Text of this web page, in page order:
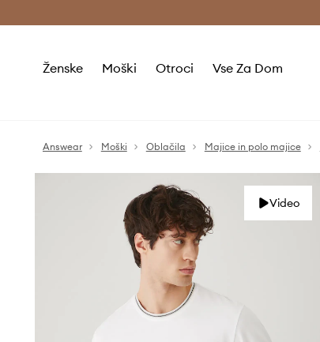
Ženske Moški Otroci Vse Za Dom
Answear Moški Oblačila Majice in polo majice
Video